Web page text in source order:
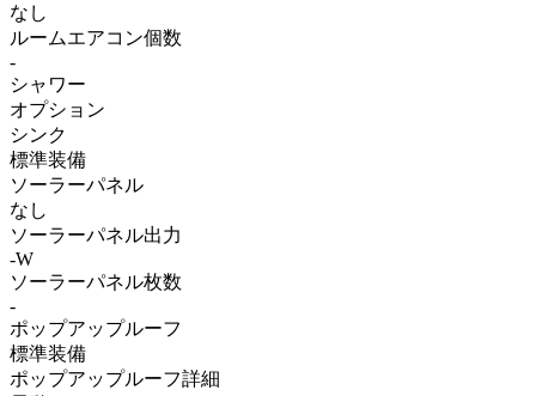
なし
ルームエアコン個数
-
シャワー
オプション
シンク
標準装備
ソーラーパネル
なし
ソーラーパネル出力
-W
ソーラーパネル枚数
-
ポップアップルーフ
標準装備
ポップアップルーフ詳細